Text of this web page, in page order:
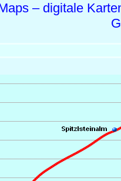
– digitale